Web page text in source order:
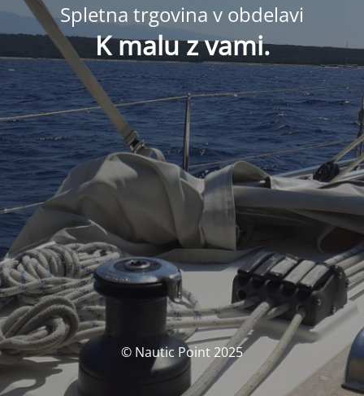
Spletna trgovina v obdelavi
K malu z vami.
© Nautic Point 2025